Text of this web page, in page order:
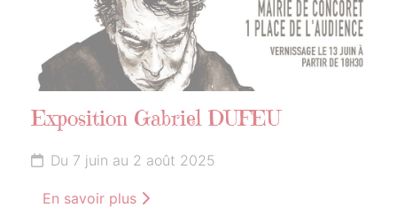
Exposition Gabriel DUFEU
Du 7 juin au 2 août 2025
En savoir plus